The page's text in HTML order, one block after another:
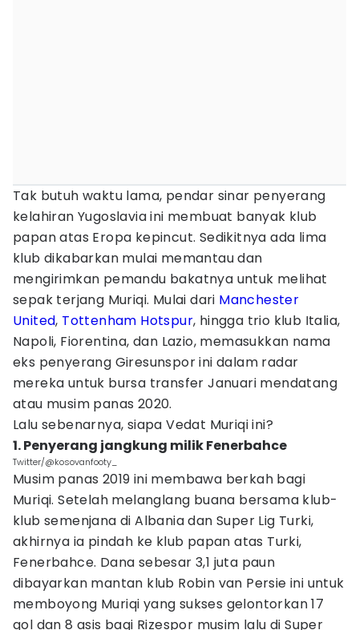
Tak butuh waktu lama, pendar sinar penyerang
kelahiran Yugoslavia ini membuat banyak klub
papan atas Eropa kepincut. Sedikitnya ada lima
klub dikabarkan mulai memantau dan
mengirimkan pemandu bakatnya untuk melihat
sepak terjang Muriqi. Mulai dari Manchester
United, Tottenham Hotspur, hingga trio klub Italia,
Napoli, Fiorentina, dan Lazio, memasukkan nama
eks penyerang Giresunspor ini dalam radar
mereka untuk bursa transfer Januari mendatang
atau musim panas 2020.
Lalu sebenarnya, siapa Vedat Muriqi ini?
1. Penyerang jangkung milik Fenerbahce
Twitter/@kosovanfooty_
Musim panas 2019 ini membawa berkah bagi
Muriqi. Setelah melanglang buana bersama klub-
klub semenjana di Albania dan Super Lig Turki,
akhirnya ia pindah ke klub papan atas Turki,
Fenerbahce. Dana sebesar 3,1 juta paun
dibayarkan mantan klub Robin van Persie ini untuk
memboyong Muriqi yang sukses gelontorkan 17
gol dan 8 asis bagi Rizespor musim lalu di Super